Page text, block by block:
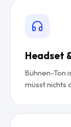
Headset
Bühnen-Ton
müsst nichts